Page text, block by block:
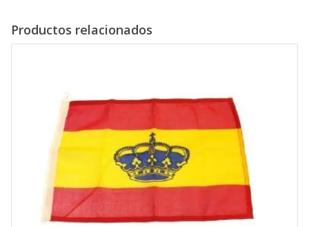
Productos relacionados